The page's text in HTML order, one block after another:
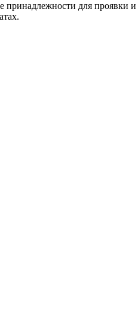
для проявки